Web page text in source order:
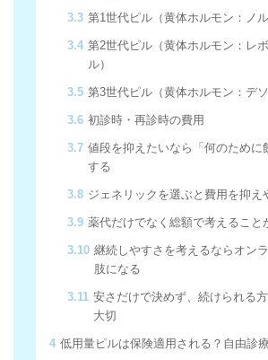
3.3 第1世代ピル（黄体ホルモン：ノ
3.4 第2世代ピル（黄体ホルモン：レ
ル）
3.5 第3世代ピル（黄体ホルモン：デソ
3.6 初診時・再診時の費用
3.7 値段を抑えたいなら「何のために
する
3.8 ジェネリックを選ぶと費用を抑え
3.9 薬代だけでなく総額で考えること
3.10 継続しやすさを考えるならオン
肢になる
3.11 安さだけで決めず、続けられる
大切
4 低用量ピルは保険適用される？自由診